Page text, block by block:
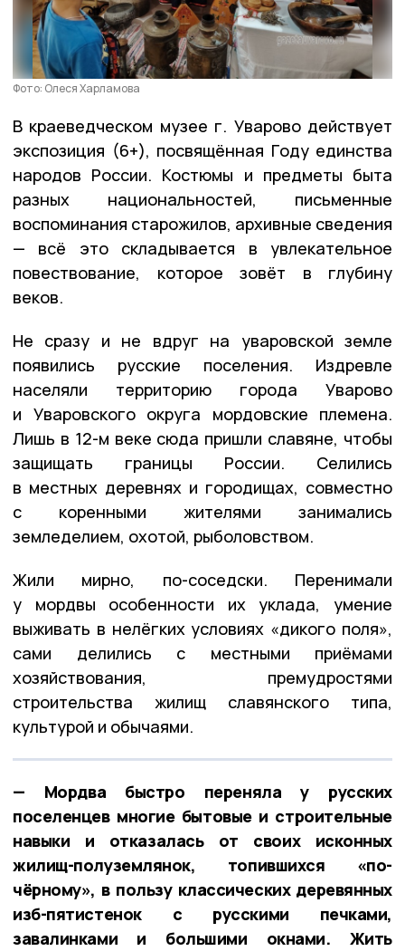
Фото: Олеся Харламова
В краеведческом музее г. Уварово действует
экспозиция (6+), посвящённая Году единства
народов России. Костюмы и предметы быта
разных национальностей, письменные
воспоминания старожилов, архивные сведения
— всё это складывается в увлекательное
повествование, которое зовёт в глубину
веков.
Не сразу и не вдруг на уваровской земле
появились русские поселения. Издревле
населяли территорию города Уварово
и Уваровского округа мордовские племена.
Лишь в 12-м веке сюда пришли славяне, чтобы
защищать границы России. Селились
в местных деревнях и городищах, совместно
с коренными жителями занимались
земледелием, охотой, рыболовством.
Жили мирно, по-соседски. Перенимали
у мордвы особенности их уклада, умение
выживать в нелёгких условиях «дикого поля»,
сами делились с местными приёмами
хозяйствования, премудростями
строительства жилищ славянского типа,
культурой и обычаями.
— Мордва быстро переняла у русских
поселенцев многие бытовые и строительные
навыки и отказалась от своих исконных
жилищ-полуземлянок, топившихся «по-
чёрному», в пользу классических деревянных
изб-пятистенок с русскими печками,
завалинками и большими окнами. Жить